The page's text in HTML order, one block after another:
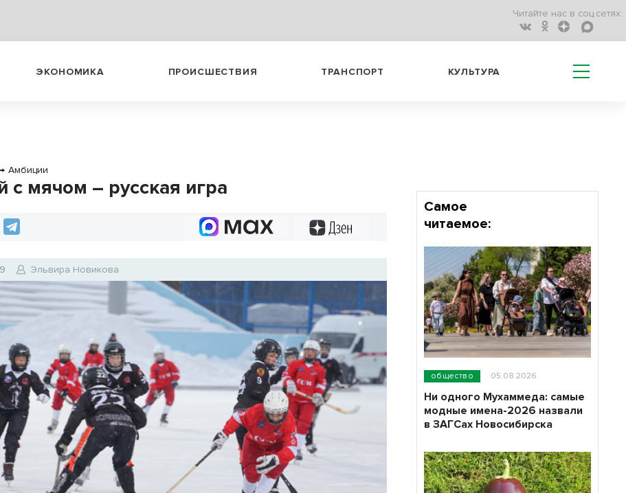
Читайте нас в соц.сетях:
ЭКОНОМИКА ПРОИСШЕСТВИЯ ТРАНСПОРТ КУЛЬТУРА
→ Амбиции
с мячом – русская игра
Эльвира Новикова
Самое
читаемое:
общество 05.08.2026
Ни одного Мухаммеда: самые
модные имена-2026 назвали
в ЗАГСах Новосибирска